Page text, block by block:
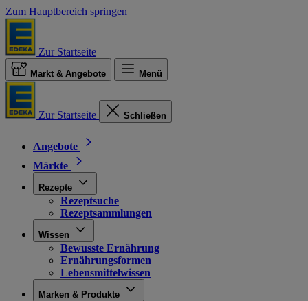
Zum Hauptbereich springen
Zur Startseite
Markt & Angebote Menü
Zur Startseite Schließen
Angebote
Märkte
Rezepte
Rezeptsuche
Rezeptsammlungen
Wissen
Bewusste Ernährung
Ernährungsformen
Lebensmittelwissen
Marken & Produkte